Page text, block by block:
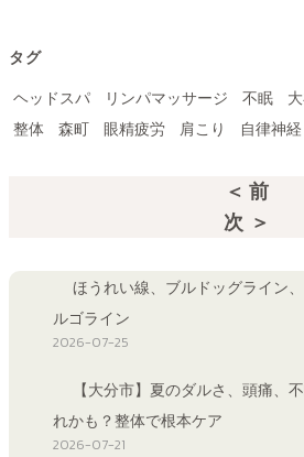
タグ
ヘッドスパ
リンパマッサージ 不眠
整体
森町 眼精疲労 肩こり 自律神経
＜ 前
次 ＞
ほうれい線、ブルドッグライン
ルゴライン
2026-07-25
【大分市】夏のダルさ、頭痛、
れかも？整体で根本ケア
2026-07-21